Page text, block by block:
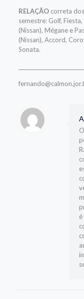
RELAÇÃOcorreta
semestre: Golf,
(Nissan), Mégane e
(Nissan), Accord,
Sonata.